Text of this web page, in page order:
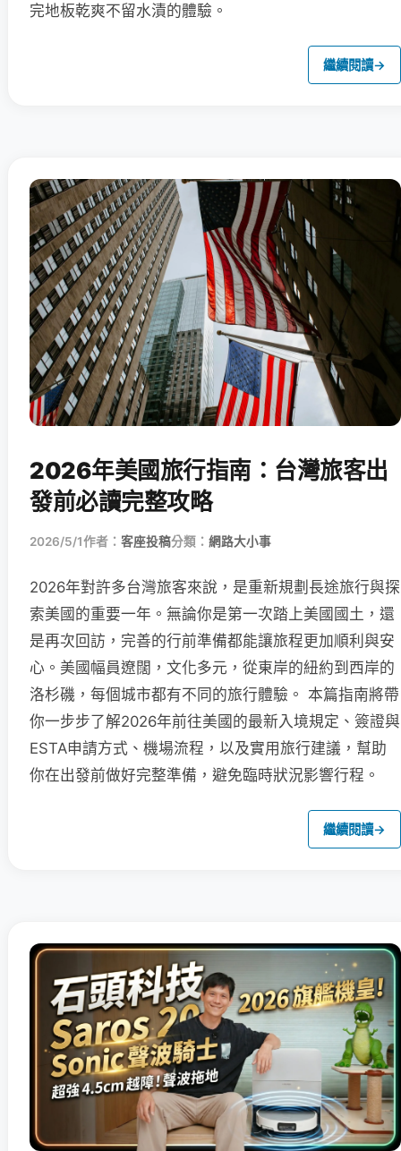
完地板乾爽不留水漬的體驗。
繼續閱讀→
2026年美國旅行指南：台灣旅客出
發前必讀完整攻略
2026/5/1作者： 客座投稿分類： 網路大小事
2026年對許多台灣旅客來說，是重新規劃長途旅行與探
索美國的重要一年。無論你是第一次踏上美國國土，還
是再次回訪，完善的行前準備都能讓旅程更加順利與安
心。美國幅員遼闊，文化多元，從東岸的紐約到西岸的
洛杉磯，每個城市都有不同的旅行體驗。 本篇指南將帶
你一步步了解2026年前往美國的最新入境規定、簽證與
ESTA申請方式、機場流程，以及實用旅行建議，幫助
你在出發前做好完整準備，避免臨時狀況影響行程。
繼續閱讀→